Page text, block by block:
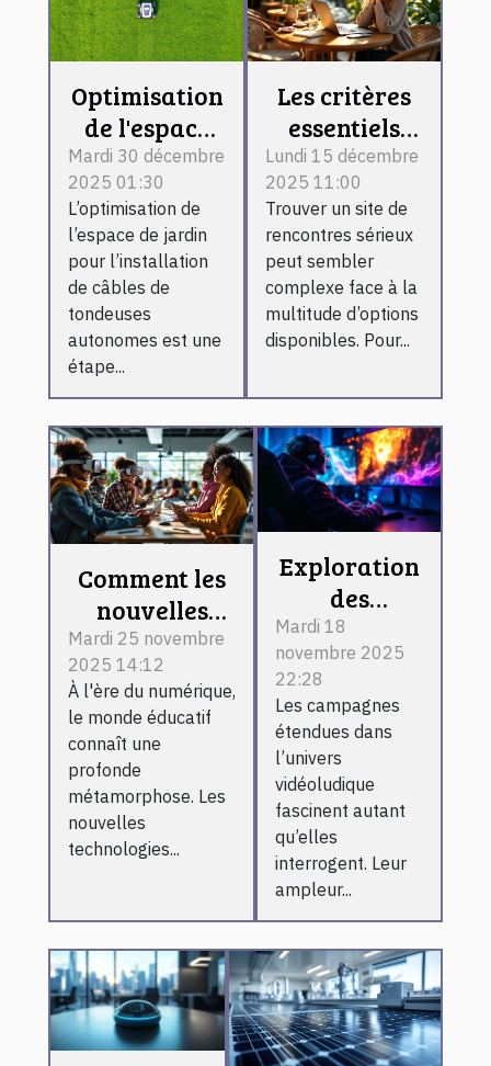
Optimisation
de l'espace
de jardin
pour
l'installation
de câbles de
tondeuses
autonomes
Mardi 30 décembre
2025 01:30
L’optimisation de
l’espace de jardin
pour l’installation
de câbles de
tondeuses
autonomes est une
étape...
Les critères
essentiels
pour choisir
un site de
rencontres
sérieux
Lundi 15 décembre
2025 11:00
Trouver un site de
rencontres sérieux
peut sembler
complexe face à la
multitude d’options
disponibles. Pour...
Comment les
nouvelles
technologies
transforment-
elles notre
approche de
l'éducation ?
Mardi 25 novembre
2025 14:12
À l'ère du numérique,
le monde éducatif
connaît une
profonde
métamorphose. Les
nouvelles
technologies...
Exploration
des
campagnes
étendues :
Quels
impacts sur
l'expérience
joueur ?
Mardi 18
novembre 2025
22:28
Les campagnes
étendues dans
l’univers
vidéoludique
fascinent autant
qu’elles
interrogent. Leur
ampleur...